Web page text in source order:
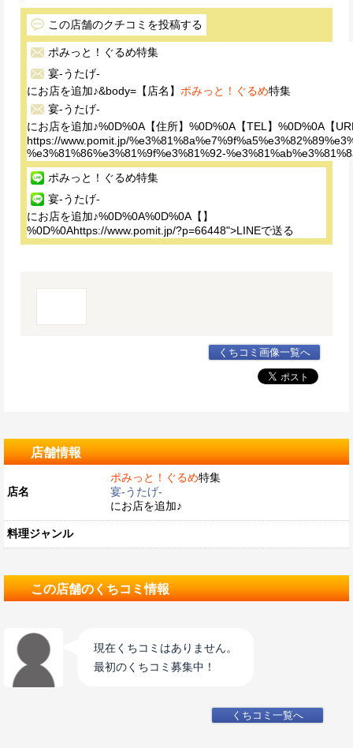
この店舗のクチコミを投稿する
ポみっと！ぐるめ特集
宴-うたげ-
にお店を追加♪&body=【店名】 ポみっと！ぐるめ特集
宴-うたげ-
にお店を追加♪%0D%0A【住所】%0D%0A【TEL】%0D%0A【
https://www.pomit.jp/
%e3%81%86%e3%81%9f%e3%81%92-
ポみっと！ぐるめ特集
宴-うたげ-
にお店を追加♪%0D%0A%0D%0A【】
%0D%0Ahttps://www.pomit.jp/?p=66448">LINEで送る
くちコミ画像一覧へ
店舗情報
店名
ポみっと！ぐるめ特集
宴-うたげ-
にお店を追加♪
料理ジャンル
この店舗のくちコミ情報
現在くちコミはありません。
最初のくちコミ募集中！
くちコミ一覧へ